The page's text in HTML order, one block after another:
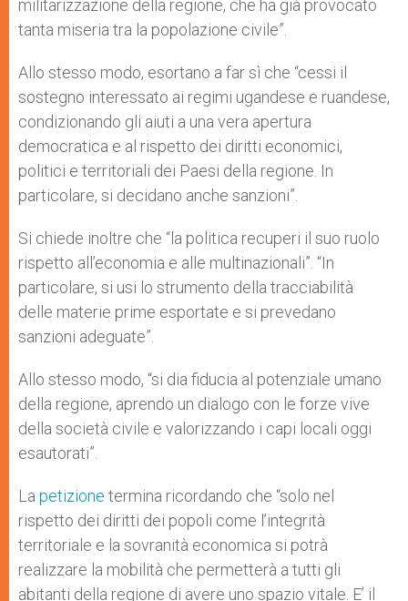
militarizzazione della regione, che ha già provocato
tanta miseria tra la popolazione civile”.
Allo stesso modo, esortano a far sì che “cessi il
sostegno interessato ai regimi ugandese e ruandese,
condizionando gli aiuti a una vera apertura
democratica e al rispetto dei diritti economici,
politici e territoriali dei Paesi della regione. In
particolare, si decidano anche sanzioni”.
Si chiede inoltre che “la politica recuperi il suo ruolo
rispetto all’economia e alle multinazionali”. “In
particolare, si usi lo strumento della tracciabilità
delle materie prime esportate e si prevedano
sanzioni adeguate”.
Allo stesso modo, “si dia fiducia al potenziale umano
della regione, aprendo un dialogo con le forze vive
della società civile e valorizzando i capi locali oggi
esautorati”.
La petizione termina ricordando che “solo nel
rispetto dei diritti dei popoli come l’integrità
territoriale e la sovranità economica si potrà
realizzare la mobilità che permetterà a tutti gli
abitanti della regione di avere uno spazio vitale. E’ il